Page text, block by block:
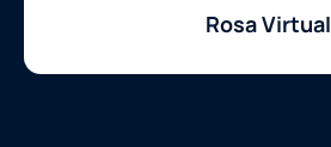
Rosa Virtual